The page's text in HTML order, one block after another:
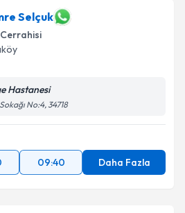
e-posta ile bilgilendireceğiz.
işlenmesine ilişkin
ve kişisel verilerimin belirtilen
kabul ediyorum.
Selçuk
Hastanesi
No:4, 34718
09:40 Daha Fazla